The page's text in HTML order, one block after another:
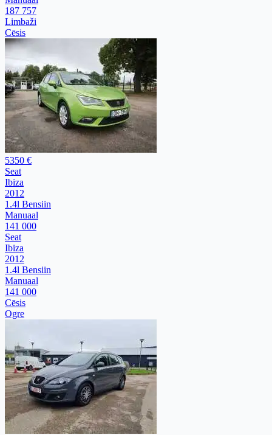
187 757
Limbaži
Cēsis
5350 €
Seat
Ibiza
2012
1.4l Bensiin
Manuaal
141 000
Seat
Ibiza
2012
1.4l Bensiin
Manuaal
141 000
Cēsis
Ogre